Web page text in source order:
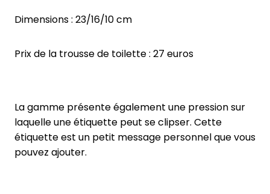
Dimensions : 23/16/10 cm
Prix de la trousse de toilette : 27 euros
La gamme présente également une pression sur
laquelle une étiquette peut se clipser. Cette
étiquette est un petit message personnel que vous
pouvez ajouter.